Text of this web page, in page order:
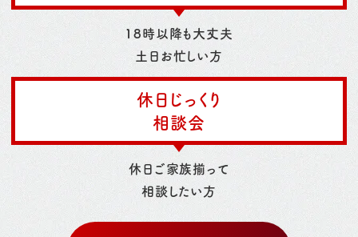
18時以降も大丈夫
土日お忙しい方
休日じっくり
相談会
休日ご家族揃って
相談したい方